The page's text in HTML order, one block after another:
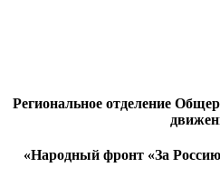
Региональное отделение
«Народный фронт «За